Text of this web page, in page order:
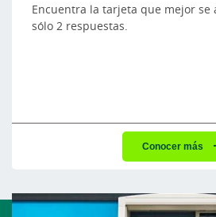
Encuentra la tarjeta que mejor se
sólo 2 respuestas.
Conocer más